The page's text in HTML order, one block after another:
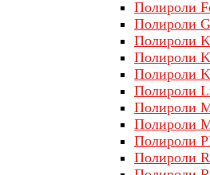
Полироли
Полироли
Полироли
Полироли
Полироли
Полироли
Полироли
Полироли
Полироли
Полироли